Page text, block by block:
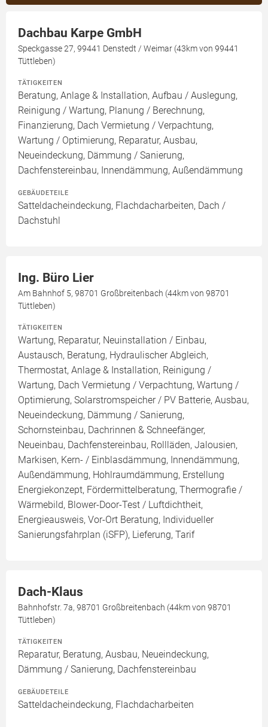
Dachbau Karpe GmbH
Speckgasse 27, 99441 Denstedt / Weimar (43km von 99441
Tüttleben)
TÄTIGKEITEN
Beratung, Anlage & Installation, Aufbau / Auslegung,
Reinigung / Wartung, Planung / Berechnung,
Finanzierung, Dach Vermietung / Verpachtung,
Wartung / Optimierung, Reparatur, Ausbau,
Neueindeckung, Dämmung / Sanierung,
Dachfenstereinbau, Innendämmung, Außendämmung
GEBÄUDETEILE
Satteldacheindeckung, Flachdacharbeiten, Dach /
Dachstuhl
Ing. Büro Lier
Am Bahnhof 5, 98701 Großbreitenbach (44km von 98701
Tüttleben)
TÄTIGKEITEN
Wartung, Reparatur, Neuinstallation / Einbau,
Austausch, Beratung, Hydraulischer Abgleich,
Thermostat, Anlage & Installation, Reinigung /
Wartung, Dach Vermietung / Verpachtung, Wartung /
Optimierung, Solarstromspeicher / PV Batterie, Ausbau,
Neueindeckung, Dämmung / Sanierung,
Schornsteinbau, Dachrinnen & Schneefänger,
Neueinbau, Dachfenstereinbau, Rollläden, Jalousien,
Markisen, Kern- / Einblasdämmung, Innendämmung,
Außendämmung, Hohlraumdämmung, Erstellung
Energiekonzept, Fördermittelberatung, Thermografie /
Wärmebild, Blower-Door-Test / Luftdichtheit,
Energieausweis, Vor-Ort Beratung, Individueller
Sanierungsfahrplan (iSFP), Lieferung, Tarif
Dach-Klaus
Bahnhofstr. 7a, 98701 Großbreitenbach (44km von 98701
Tüttleben)
TÄTIGKEITEN
Reparatur, Beratung, Ausbau, Neueindeckung,
Dämmung / Sanierung, Dachfenstereinbau
GEBÄUDETEILE
Satteldacheindeckung, Flachdacharbeiten